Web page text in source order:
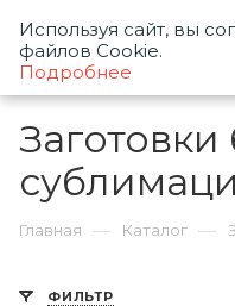
Главная — Каталог —
ФИЛЬТР
Используя сайт, вы
файлов Cookie.
Подробнее